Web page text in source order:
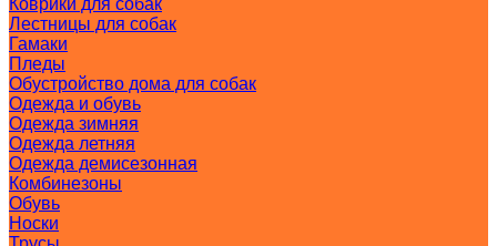
Коврики для собак
Лестницы для собак
Гамаки
Пледы
Обустройство дома для собак
Одежда и обувь
Одежда зимняя
Одежда летняя
Одежда демисезонная
Комбинезоны
Обувь
Носки